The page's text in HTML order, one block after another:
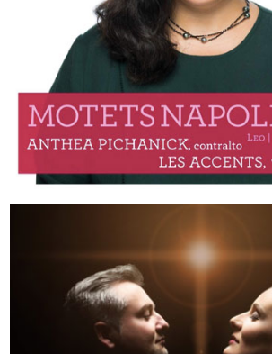
Motets Napolitains